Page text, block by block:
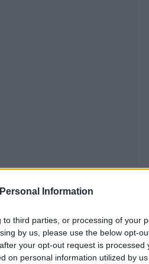
Information
third parties, or processing of your
by us, please use the below opt-
your opt-out request is processed
on personal information utilized by